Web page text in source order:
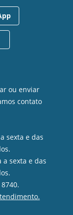
ou enviar
contato
sexta e das
a sexta e das